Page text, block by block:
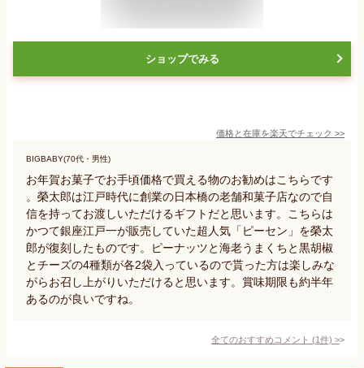
ショップでみる
価格と在庫を楽天でチェック >>
BIGBABY(70代・男性)
お年賀お菓子でお手頃価格で買える物のお勧めはこちらです
。榮太郎は江戸時代に創業の日本橋の老舗和菓子店なので自
信を持ってお渡しいただけるギフトだと思います。こちらは
かつて銀座江戸一が販売していた超人気「ピーセン」を榮太
郎が復刻したものです。ピーナッツと海老うまくちと黒胡椒
とチーズの4種類が各2袋入っているので貰った方は楽しみな
がらお召し上がりいただけると思います。賞味期限も約半年
あるのが良いですね。
全てのおすすめコメント (1件) >